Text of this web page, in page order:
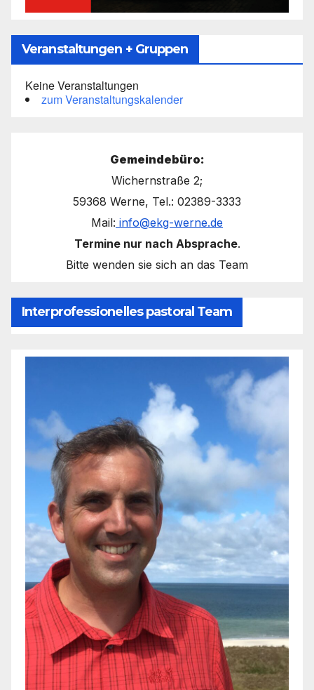
Veranstaltungen + Gruppen
Keine Veranstaltungen
zum Veranstaltungskalender
Gemeindebüro:
Wichernstraße 2;
59368 Werne, Tel.: 02389-3333
Mail: info@ekg-werne.de
Termine nur nach Absprache.
Bitte wenden sie sich an das Team
Interprofessionelles pastoral Team